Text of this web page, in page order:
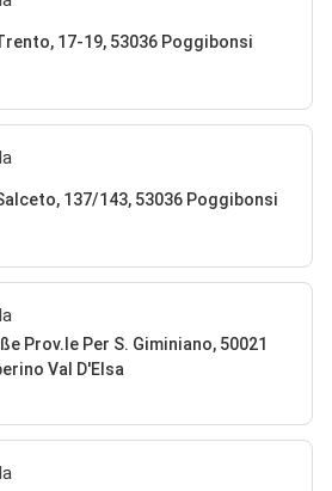
17-19, 53036 Poggibonsi
137/143, 53036 Poggibonsi
Prov.le Per S. Giminiano, 50021
Val D'Elsa